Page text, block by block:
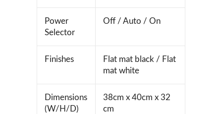
Power
Selector
Off / Auto / On
Finishes
Flat mat black / Flat
mat white
Dimensions
(W/H/D)
38cm x 40cm x 32
cm